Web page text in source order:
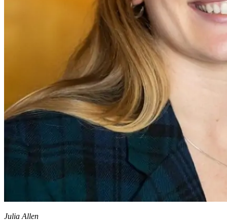
Julia Allen